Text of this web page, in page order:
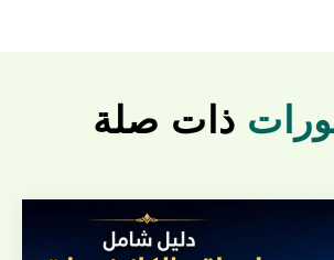
ذات صلة